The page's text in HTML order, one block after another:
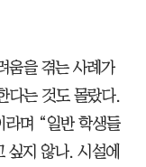
움을 겪는 사례가
다는 것도 몰랐다.
라며 “일반 학생들
싶지 않나. 시설에